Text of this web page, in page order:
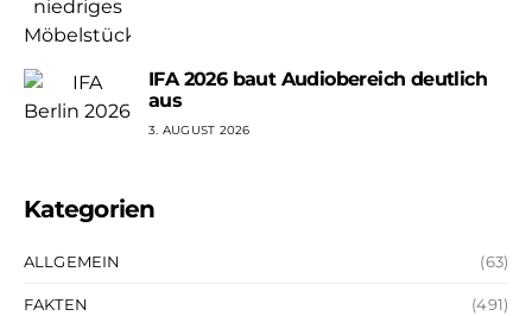
IFA 2026 baut Audiobereich deutlich
aus
3. AUGUST 2026
Kategorien
ALLGEMEIN (63)
FAKTEN (491)